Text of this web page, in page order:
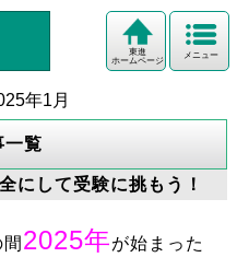
メニュー
東進
ホームページ
年1月
覧
して受験に挑もう！
2025年が始まった